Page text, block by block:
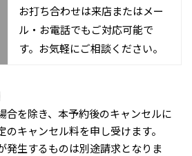
お打ち合わせは来店またはメー
ル・お電話でもご対応可能で
す。お気軽にご相談ください。
合を除き、本予約後のキャンセルに
キャンセル料を申し受けます。
発生するものは別途請求となりま